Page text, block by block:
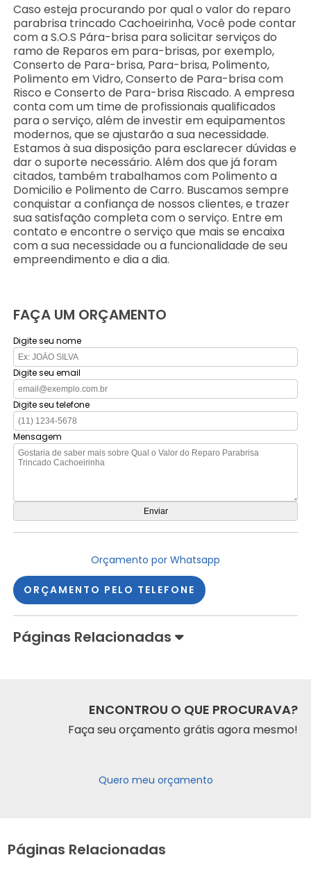
Caso esteja procurando por qual o valor do reparo
parabrisa trincado Cachoeirinha, Você pode contar
com a S.O.S Pára-brisa para solicitar serviços do
ramo de Reparos em para-brisas, por exemplo,
Conserto de Para-brisa, Para-brisa, Polimento,
Polimento em Vidro, Conserto de Para-brisa com
Risco e Conserto de Para-brisa Riscado. A empresa
conta com um time de profissionais qualificados
para o serviço, além de investir em equipamentos
modernos, que se ajustarão a sua necessidade.
Estamos à sua disposição para esclarecer dúvidas e
dar o suporte necessário. Além dos que já foram
citados, também trabalhamos com Polimento a
Domicilio e Polimento de Carro. Buscamos sempre
conquistar a confiança de nossos clientes, e trazer
sua satisfação completa com o serviço. Entre em
contato e encontre o serviço que mais se encaixa
com a sua necessidade ou a funcionalidade de seu
empreendimento e dia a dia.
FAÇA UM ORÇAMENTO
Digite seu nome
Digite seu email
Digite seu telefone
Mensagem
Orçamento por Whatsapp
ORÇAMENTO PELO TELEFONE
Páginas Relacionadas
ENCONTROU O QUE PROCURAVA?
Faça seu orçamento grátis agora mesmo!
Quero meu orçamento
Páginas Relacionadas